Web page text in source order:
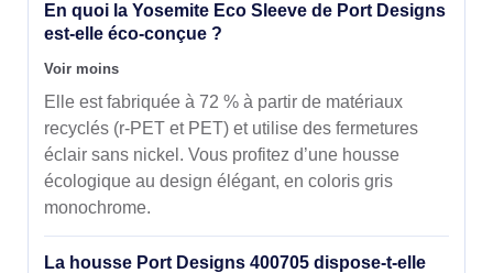
En quoi la Yosemite Eco Sleeve de Port Designs
est-elle éco-conçue ?
Voir moins
Elle est fabriquée à 72 % à partir de matériaux
recyclés (r-PET et PET) et utilise des fermetures
éclair sans nickel. Vous profitez d’une housse
écologique au design élégant, en coloris gris
monochrome.
La housse Port Designs 400705 dispose-t-elle